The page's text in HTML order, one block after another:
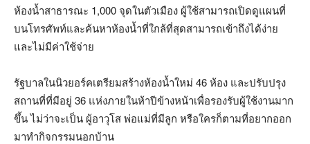
ห้องน้ำสาธารณะ 1,000 จุดในตัวเมือง ผู้ใช้สามารถเปิดดูแผนที่
บนโทรศัพท์และค้นหาห้องน้ำที่ใกล้ที่สุดสามารถเข้าถึงได้ง่าย
และไม่มีค่าใช้จ่าย
รัฐบาลในนิวยอร์คเตรียมสร้างห้องน้ำใหม่ 46ห้อง และปรับปรุง
สถานที่ที่มีอยู่ 36 แห่งภายในห้าปีข้างหน้าเพื่อรองรับผู้ใช้งานมาก
ขึ้น ไม่ว่าจะเป็น ผู้อาวุโส พ่อแม่ที่มีลูก หรือใครก็ตามที่อยากออก
มาทำกิจกรรมนอกบ้าน